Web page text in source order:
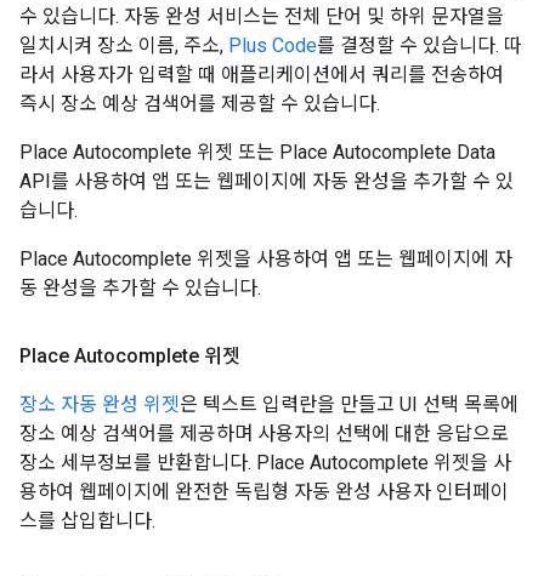
수 있습니다. 자동 완성 서비스는 전체 단어 및 하위 문자열을
일치시켜 장소 이름, 주소, Plus Code를 결정할 수 있습니다. 따
라서 사용자가 입력할 때 애플리케이션에서 쿼리를 전송하여
즉시 장소 예상 검색어를 제공할 수 있습니다.
Place Autocomplete 위젯 또는 Place Autocomplete Data
API를 사용하여 앱 또는 웹페이지에 자동 완성을 추가할 수 있
습니다.
Place Autocomplete 위젯을 사용하여 앱 또는 웹페이지에 자
동 완성을 추가할 수 있습니다.
Place Autocomplete 위젯
장소 자동 완성 위젯은 텍스트 입력란을 만들고 UI 선택 목록에
장소 예상 검색어를 제공하며 사용자의 선택에 대한 응답으로
장소 세부정보를 반환합니다. Place Autocomplete 위젯을 사
용하여 웹페이지에 완전한 독립형 자동 완성 사용자 인터페이
스를 삽입합니다.